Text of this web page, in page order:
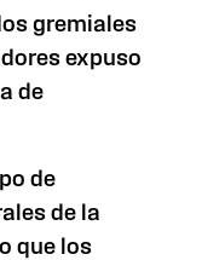
gremiales
expuso
de
de
de la
que los